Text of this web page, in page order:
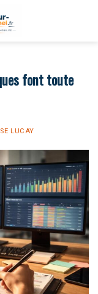
font toute
LUCAY